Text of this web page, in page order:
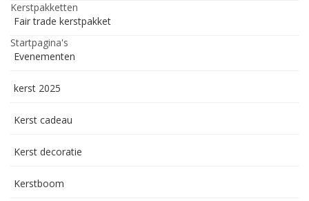
Kerstpakketten
Fair trade kerstpakket
Startpagina's
Evenementen
kerst 2025
Kerst cadeau
Kerst decoratie
Kerstboom